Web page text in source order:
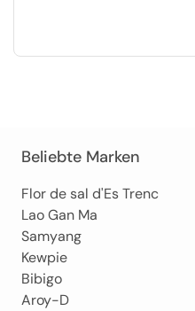
Beliebte Marken
Flor de sal d'Es Trenc
Lao Gan Ma
Samyang
Kewpie
Bibigo
Aroy-D